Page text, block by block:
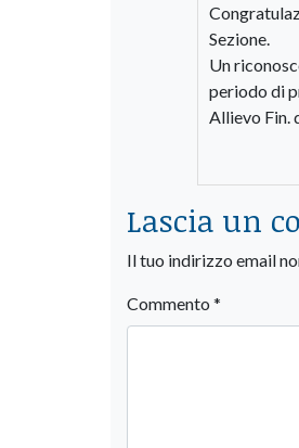
Sezione.
Un
periodo di
Allievo Fin.
Lascia un
Il tuo indirizzo email
Commento *